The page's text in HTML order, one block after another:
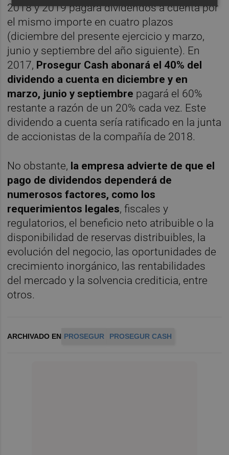
2018 y 2019 pagará dividendos a cuenta por
el mismo importe en cuatro plazos
(diciembre del presente ejercicio y marzo,
junio y septiembre del año siguiente). En
2017, Prosegur Cash abonará el 40% del
dividendo a cuenta en diciembre y en
marzo, junio y septiembre pagará el 60%
restante a razón de un 20% cada vez. Este
dividendo a cuenta sería ratificado en la junta
de accionistas de la compañía de 2018.
No obstante, la empresa advierte de que el
pago de dividendos dependerá de
numerosos factores, como los
requerimientos legales, fiscales y
regulatorios, el beneficio neto atribuible o la
disponibilidad de reservas distribuibles, la
evolución del negocio, las oportunidades de
crecimiento inorgánico, las rentabilidades
del mercado y la solvencia crediticia, entre
otros.
ARCHIVADO EN PROSEGUR PROSEGUR CASH